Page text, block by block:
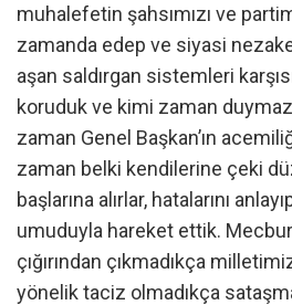
muhalefetin şahsımızı ve
zamanda edep ve siyasi nezaket
aşan saldırgan sistemleri
koruduk ve kimi zaman
zaman Genel Başkan’ın
zaman belki kendilerine çeki
başlarına alırlar, hatalarını
umuduyla hareket ettik.
çığırından çıkmadıkça
yönelik taciz olmadıkça